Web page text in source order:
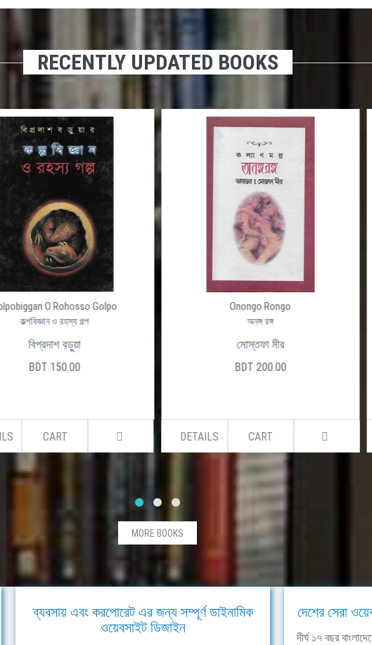
RECENTLY UPDATED BOOKS
O Rohosso Golpo
কল্পবিজ্ঞান ও রহস্য গল্প
বিপ্রদাশ বড়ুয়া
BDT 150.00
CART
Onongo Rongo
অনঙ্গ রঙ্গ
মোস্তফা মীর
BDT 200.00
DETAILS CART
MORE BOOKS
ব্যবসায় এবং করপোরেট এর জন্য সম্পূর্ণ ডাইনামিক
ওয়েবসাইট ডিজাইন
দেশের সেরা
দীর্ঘ ১৭ বছর